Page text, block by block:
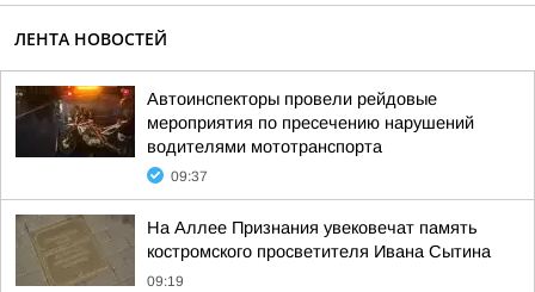
ЛЕНТА НОВОСТЕЙ
Автоинспекторы провели рейдовые
мероприятия по пресечению нарушений
водителями мототранспорта
09:37
На Аллее Признания увековечат память
костромского просветителя Ивана Сытина
09:19